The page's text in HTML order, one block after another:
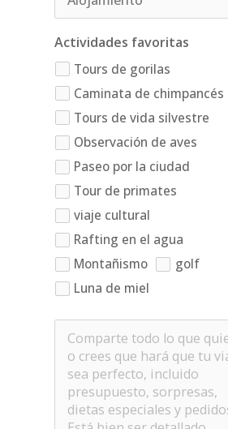
Actividades favoritas
Tours de gorilas
Caminata de chimpancés
Tours de vida silvestre
Observación de aves
Paseo por la ciudad
Tour de primates
viaje cultural
Rafting en el agua
Montañismo
golf
Luna de miel